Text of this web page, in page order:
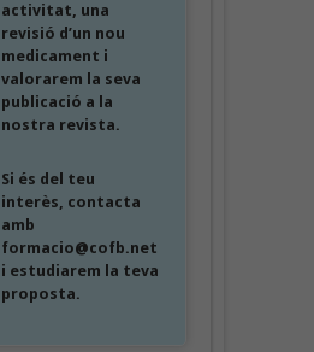
activitat, una
revisió d’un nou
medicament i
valorarem la seva
publicació a la
nostra revista.
Si és del teu
interès, contacta
amb
formacio@cofb.net
i estudiarem la teva
proposta.